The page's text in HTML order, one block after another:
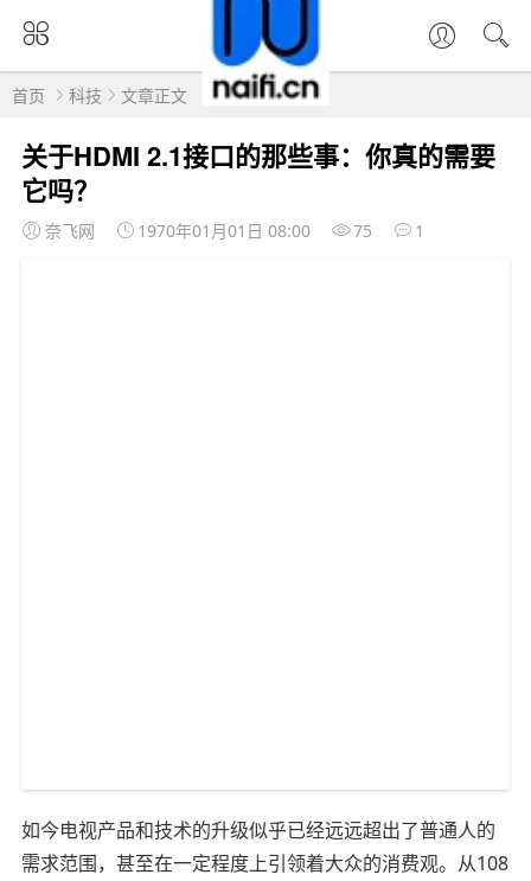
首页 科技 文章正文
关于HDMI 2.1接口的那些事：你真的需要
它吗？
奈飞网 1970年01月01日 08:00 75 1
如今电视产品和技术的升级似乎已经远远超出了普通人的
需求范围，甚至在一定程度上引领着大众的消费观。从108